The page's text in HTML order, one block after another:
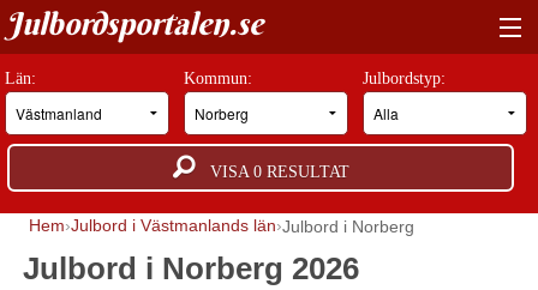
Julbordsportalen.se
HITTA RÄTT JULBORD
BOKNINGSFÖRFRÅGAN
GUIDER
Län: Kommun: Julbordstyp:
VISA 0RESULTAT
Hem Julbord i Västmanlands län Julbord i Norberg
Julbord i Norberg 2026